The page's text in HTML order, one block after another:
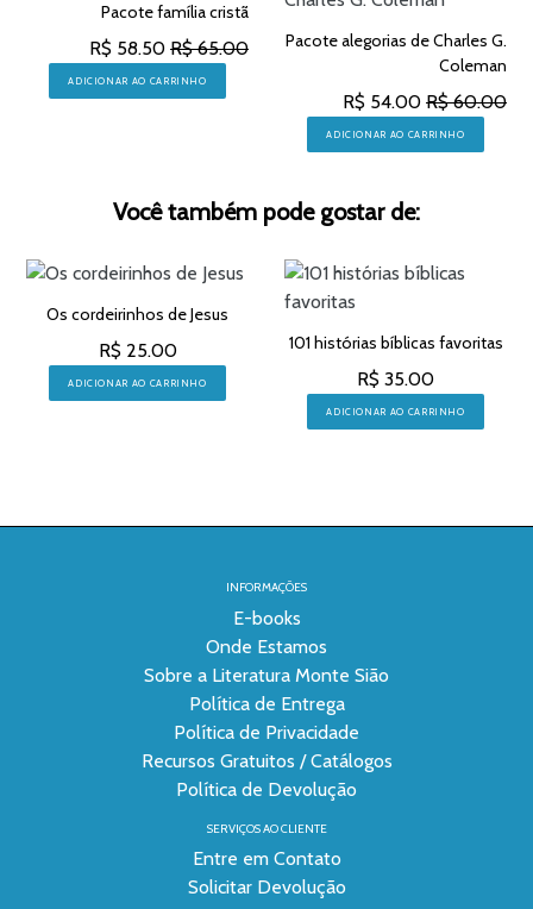
Pacote família cristã
R$ 58.50 R$ 65.00
ADICIONAR AO CARRINHO
Pacote alegorias de Charles G.
Coleman
R$ 54.00 R$ 60.00
ADICIONAR AO CARRINHO
Você também pode gostar de:
Os cordeirinhos de Jesus
R$ 25.00
ADICIONAR AO CARRINHO
101 histórias bíblicas favoritas
R$ 35.00
ADICIONAR AO CARRINHO
INFORMAÇÕES
E-books
Onde Estamos
Sobre a Literatura Monte Sião
Política de Entrega
Política de Privacidade
Recursos Gratuitos / Catálogos
Política de Devolução
SERVIÇOS AO CLIENTE
Entre em Contato
Solicitar Devolução